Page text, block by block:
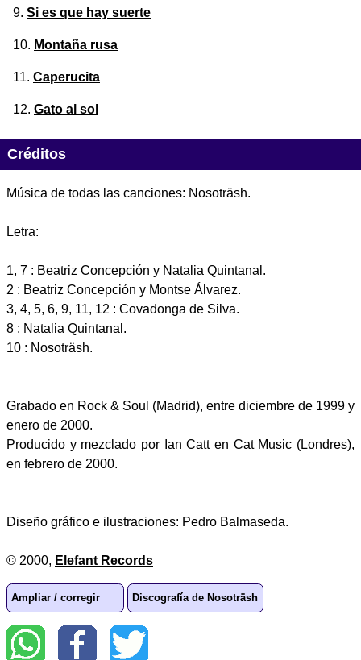
Si es que hay suerte
Montaña rusa
Caperucita
Gato al sol
Créditos
Música de todas las canciones: Nosoträsh.
Letra:
1, 7 : Beatriz Concepción y Natalia Quintanal.
2 : Beatriz Concepción y Montse Álvarez.
3, 4, 5, 6, 9, 11, 12 : Covadonga de Silva.
8 : Natalia Quintanal.
10 : Nosoträsh.
Grabado en Rock & Soul (Madrid), entre diciembre de 1999 y
enero de 2000.
Producido y mezclado por Ian Catt en Cat Music (Londres),
en febrero de 2000.
Diseño gráfico e ilustraciones: Pedro Balmaseda.
© 2000, Elefant Records
Ampliar / corregir Discografía de Nosoträsh